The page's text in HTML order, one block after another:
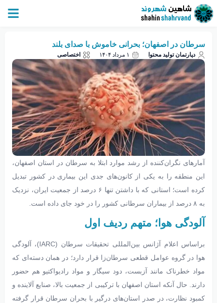
سرطان در اصفهان؛ بحرانی خاموش با صدای بلند
دپارتمان تولید محتوا ۱ مرداد ۱۴۰۴ اختصاصی
آمارهای نگران‌کننده از رشد موارد ابتلا به سرطان در استان اصفهان،
این منطقه را به یکی از کانون‌های جدی این بیماری در کشور تبدیل
کرده است؛ استانی که با داشتن تنها ۶ درصد از جمعیت ایران، نزدیک
به ۸ درصد از بیماران سرطانی کشور را در خود جای داده است.
آلودگی هوا؛ متهم ردیف اول
براساس اعلام آژانس بین‌المللی تحقیقات سرطان (IARC)، آلودگی
هوا در گروه عوامل قطعی سرطان‌زا قرار دارد؛ در همان دسته‌ای که
مواد خطرناک مانند آزبست، دود سیگار و مواد رادیواکتیو هم حضور
دارند. حال آنکه استان اصفهان با ترکیبی از جمعیت بالا، صنایع آلاینده و
کمبود نظارت، در صدر استان‌های درگیر با بحران سرطان قرار گرفته